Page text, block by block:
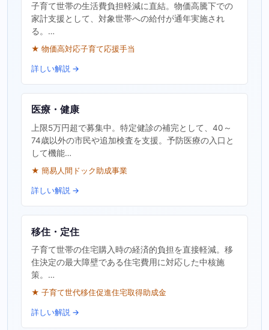
子育て世帯の生活費負担軽減に直結。物価高騰下での
家計支援として、対象世帯への給付が通年実施され
る。…
★ 物価高対応子育て応援手当
詳しい解説 →
医療・健康
上限5万円超で募集中。特定健診の補完として、40～
74歳以外の市民や追加検査を支援。予防医療の入口と
して機能…
★ 簡易人間ドック助成事業
詳しい解説 →
移住・定住
子育て世帯の住宅購入時の経済的負担を直接軽減。移
住決定の最大障壁である住宅費用に対応した中核施
策。…
★ 子育て世代移住促進住宅取得助成金
詳しい解説 →